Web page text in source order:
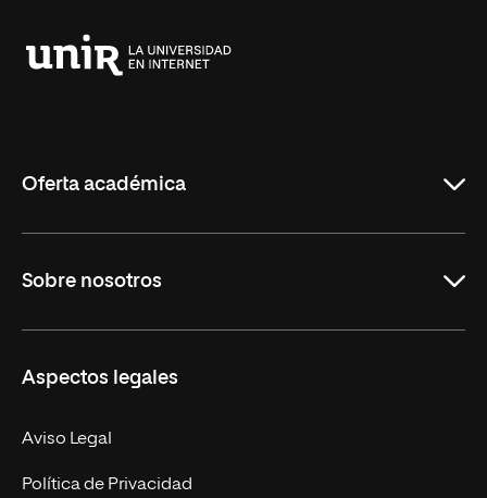
Oferta académica
Másteres Oficiales
Doctorados
Experto Universitario
Postgrados
Sobre nosotros
Facultades
Nuestro Equipo
Trabaja en UNIR
Aspectos legales
Aviso Legal
Política de Privacidad